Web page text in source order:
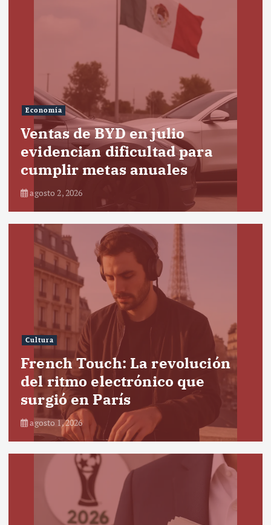
Economía
Ventas de BYD en julio
evidencian dificultad para
cumplir metas anuales
agosto 2, 2026
Cultura
French Touch: La revolución
del ritmo electrónico que
surgió en París
agosto 1, 2026